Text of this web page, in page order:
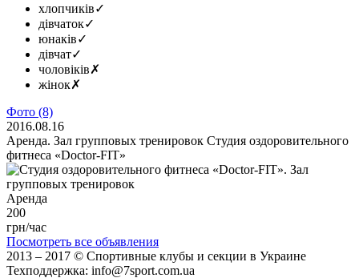
хлопчиків✓
дівчаток✓
юнаків✓
дівчат✓
чоловіків✗
жінок✗
Фото (8)
2016.08.16
Аренда. Зал групповых тренировок Студия оздоровительного
фитнеса «Doctor-FIT»
Аренда
200
грн/час
Посмотреть все объявления
2013 ‒ 2017 © Спортивные клубы и секции в Украине
Техподдержка: info@7sport.com.ua